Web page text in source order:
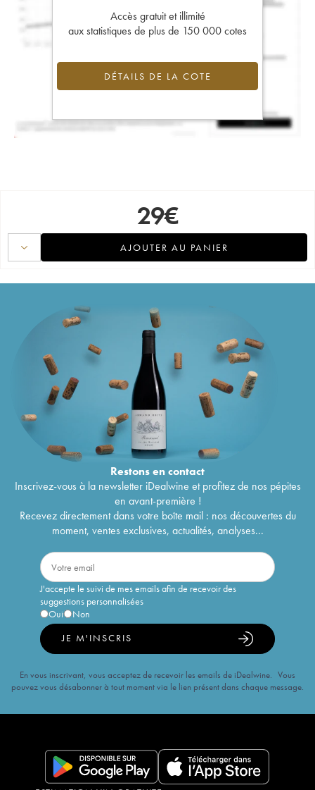
Accès gratuit et illimité
aux statistiques de plus de 150 000 cotes
DÉTAILS DE LA COTE
29€
AJOUTER AU PANIER
Restons encontact
Inscrivez-vous à la newsletter iDealwine et profitez de nos pépites
en avant-première !
Recevez directement dans votre boîte mail : nos découvertes du
moment, ventes exclusives, actualités, analyses...
J'accepte le suivi de mes emails afin de recevoir des
suggestions personnalisées
Oui
Non
JE M'INSCRIS
En vous inscrivant, vous acceptez de recevoir les emails de iDealwine. Vous
pouvez vous désabonner à tout moment via le lien présent dans chaque message.